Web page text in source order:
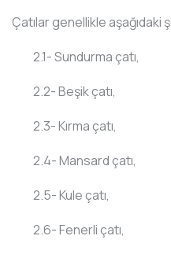
Çatılar genellikle aşağıdaki
2.1- Sundurma çatı,
2.2- Beşik çatı,
2.3- Kırma çatı,
2.4- Mansard çatı,
2.5- Kule çatı,
2.6- Fenerli çatı,